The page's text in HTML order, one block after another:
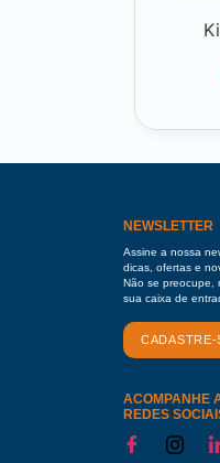
NEWSLETTER
Assine a nossa
dicas, ofertas e
Não se preocupe,
sua caixa de
CADASTRE-
ACOMPANHE
REDES